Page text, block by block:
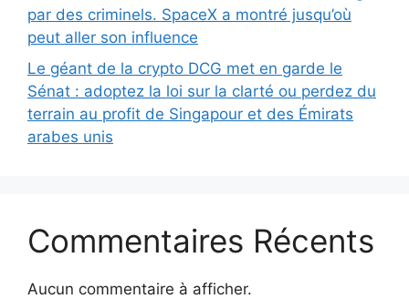
par des criminels. SpaceX a montré jusqu’où
peut aller son influence
Le géant de la crypto DCG met en garde le
Sénat : adoptez la loi sur la clarté ou perdez du
terrain au profit de Singapour et des Émirats
arabes unis
Commentaires Récents
Aucun commentaire à afficher.